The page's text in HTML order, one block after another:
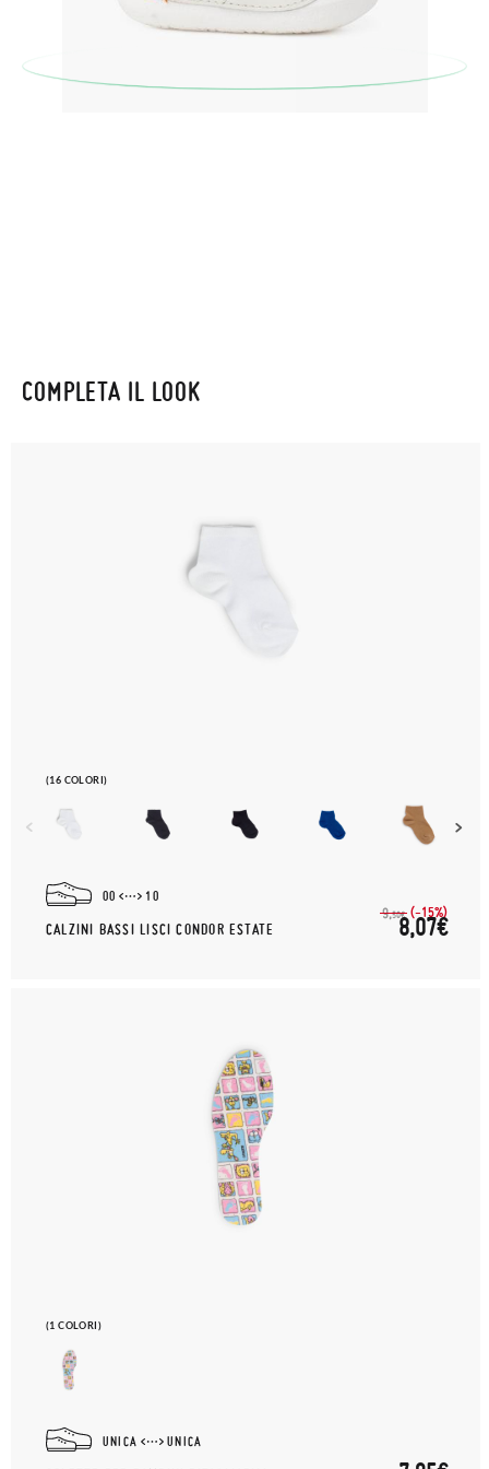
postale Poste Italiane e di effettuare un nuovo ordine per la
taglia o il modello desiderato.
COMPLETA IL LOOK
(16 COLORI)
00 10
CALZINI BASSI LISCI CONDOR ESTATE
9,50€ (-15%)
8,07€
(1 COLORI)
UNICA UNICA